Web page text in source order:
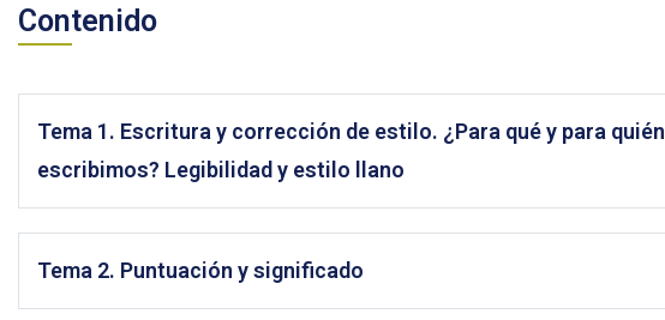
Contenido
Tema 1. Escritura y corrección de estilo. ¿Para qué y para quién
escribimos? Legibilidad y estilo llano
Tema 2. Puntuación y significado